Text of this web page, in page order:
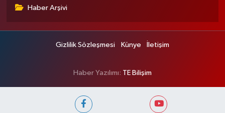
Haber Arşivi
Gizlilik Sözleşmesi Künye İletişim
Haber Yazılımı: TE Bilişim